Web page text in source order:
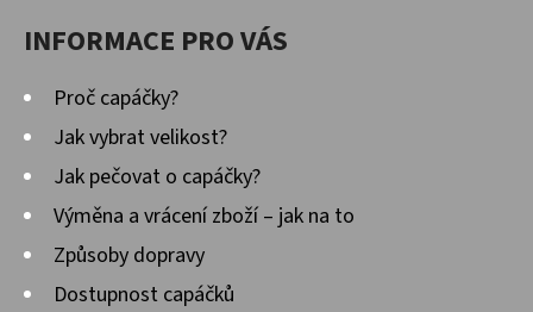
INFORMACE PRO VÁS
Proč capáčky?
Jak vybrat velikost?
Jak pečovat o capáčky?
Výměna a vrácení zboží – jak na to
Způsoby dopravy
Dostupnost capáčků